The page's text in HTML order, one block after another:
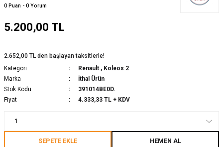
0 Puan - 0 Yorum
5.200,00 TL
2.652,00 TL den başlayan taksitlerle!
Kategori
Renault , Koleos 2
Marka
İthal Ürün
Stok Kodu
391014BE0D.
Fiyat
4.333,33 TL + KDV
SEPETE EKLE HEMEN AL